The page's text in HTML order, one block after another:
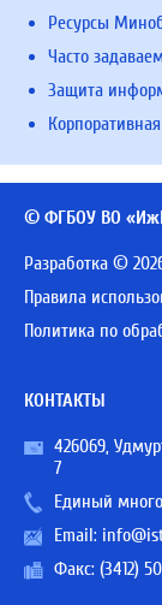
Ресурсы
Часто
Защита
© ФГБОУ ВО
Разработка ©
Правила
Политика по
КОНТАКТЫ
426069,
7
Единый
Email:
Факс: (3412)